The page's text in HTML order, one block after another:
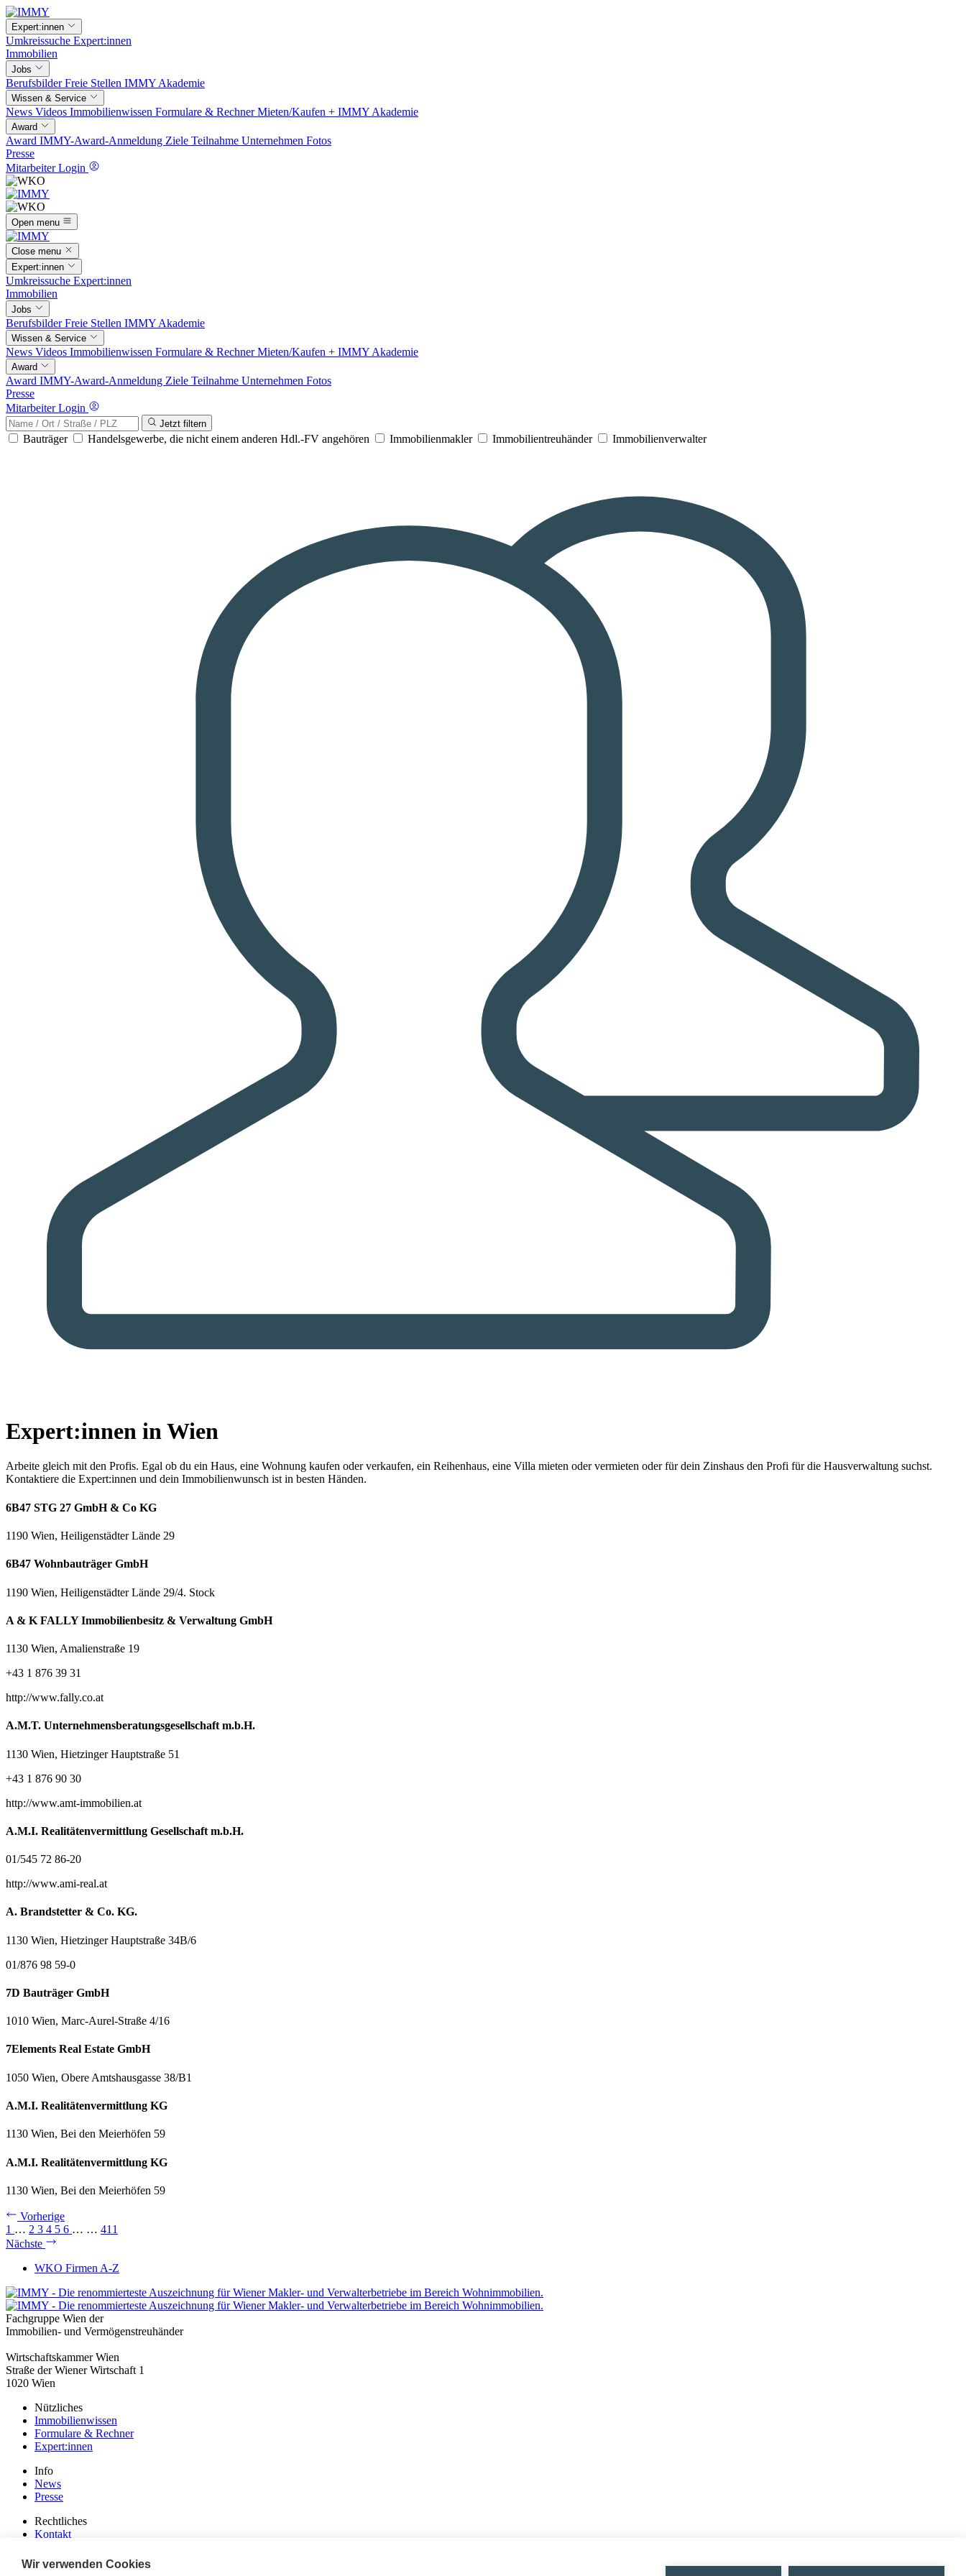
Expert:innen
Umkreissuche Expert:innen
Immobilien
Jobs
BerufsbilderFreie Stellen IMMY Akademie
Wissen & Service
News Videos Immobilienwissen Formulare & RechnerMieten/Kaufen + IMMY Akademie
Award
Award IMMY-Award-Anmeldung Ziele Teilnahme Unternehmen Fotos
Presse
Mitarbeiter Login
Open menu
Close menu
Expert:innen
Umkreissuche Expert:innen
Immobilien
Jobs
BerufsbilderFreie Stellen IMMY Akademie
Wissen & Service
News Videos Immobilienwissen Formulare & RechnerMieten/Kaufen + IMMY Akademie
Award
Award IMMY-Award-Anmeldung Ziele Teilnahme Unternehmen Fotos
Presse
Mitarbeiter Login
Jetzt filtern
Bauträger Handelsgewerbe, die nicht einem anderen Hdl.-FV angehören Immobilienmakler Immobilientreuhänder Immobilienverwalter
Expert:innen in Wien
Arbeite gleich mit den Profis. Egal ob du ein Haus, eine Wohnung kaufen oder verkaufen, ein Reihenhaus, eine Villa mieten oder vermieten oder für dein Zinshaus den Profi für die Hausverwaltung suchst.
Kontaktiere die Expert:innen und dein Immobilienwunsch ist in besten Händen.
6B47 STG 27 GmbH & Co KG
1190 Wien, Heiligenstädter Lände 29
6B47 Wohnbauträger GmbH
1190 Wien, Heiligenstädter Lände 29/4. Stock
A & K FALLY Immobilienbesitz & Verwaltung GmbH
1130 Wien, Amalienstraße 19
+43 1 876 39 31
http://www.fally.co.at
A.M.T. Unternehmensberatungsgesellschaft m.b.H.
1130 Wien, Hietzinger Hauptstraße 51
+43 1 876 90 30
http://www.amt-immobilien.at
A.M.I. Realitätenvermittlung Gesellschaft m.b.H.
01/545 72 86-20
http://www.ami-real.at
A. Brandstetter & Co. KG.
1130 Wien, Hietzinger Hauptstraße 34B/6
01/876 98 59-0
7D Bauträger GmbH
1010 Wien, Marc-Aurel-Straße 4/16
7Elements Real Estate GmbH
1050 Wien, Obere Amtshausgasse 38/B1
A.M.I. Realitätenvermittlung KG
1130 Wien, Bei den Meierhöfen 59
A.M.I. Realitätenvermittlung KG
1130 Wien, Bei den Meierhöfen 59
Vorherige
1 … 2 3 4 5 6 … … 411
Nächste
WKO Firmen A-Z
Fachgruppe Wien der
Immobilien- und Vermögenstreuhänder
Wirtschaftskammer Wien
Straße der Wiener Wirtschaft 1
1020 Wien
Nützliches
Immobilienwissen
Formulare & Rechner
Expert:innen
Info
News
Presse
Rechtliches
Kontakt
Datenschutz
Wir verwenden Cookies